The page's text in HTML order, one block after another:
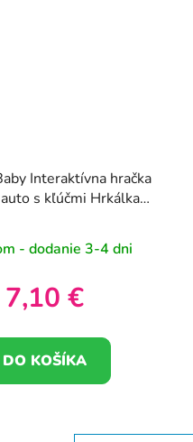
Interaktívna hračka
s kľúčmi Hrkálka
- dodanie 3-4 dni
7,10 €
DO KOŠÍKA